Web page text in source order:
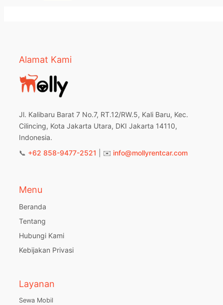
Alamat Kami
Jl. Kalibaru Barat 7 No.7, RT.12/RW.5, Kali Baru, Kec.
Cilincing, Kota Jakarta Utara, DKI Jakarta 14110,
Indonesia.
📞 +62 858-9477-2521 | ✉️ info@mollyrentcar.com
Menu
Beranda
Tentang
Hubungi Kami
Kebijakan Privasi
Layanan
Sewa Mobil